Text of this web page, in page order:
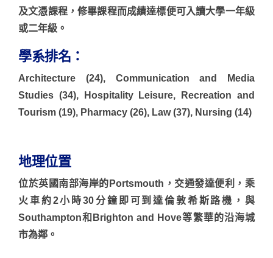
及文憑課程，修畢課程而成績達標便可入讀大學一年級
或二年級。
學系排名：
Architecture (24), Communication and Media
Studies (34), Hospitality Leisure, Recreation and
Tourism (19), Pharmacy (26), Law (37), Nursing (14)
地理位置
位於英國南部海岸的Portsmouth，交通發達便利，乘
火車約2小時30分鐘即可到達倫敦希斯路機，與
Southampton和Brighton and Hove等繁華的沿海城
市為鄰。